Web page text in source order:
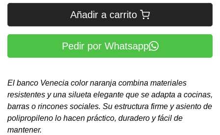
Añadir a carrito
Pedir por Whatsapp
El banco Venecia color naranja combina materiales
resistentes y una silueta elegante que se adapta a cocinas,
barras o rincones sociales. Su estructura firme y asiento de
polipropileno lo hacen práctico, duradero y fácil de
mantener.